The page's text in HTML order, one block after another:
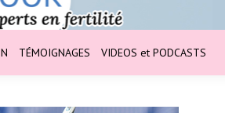
TÉMOIGNAGES VIDEOS et PODCASTS